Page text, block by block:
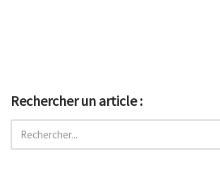
Rechercher un article :